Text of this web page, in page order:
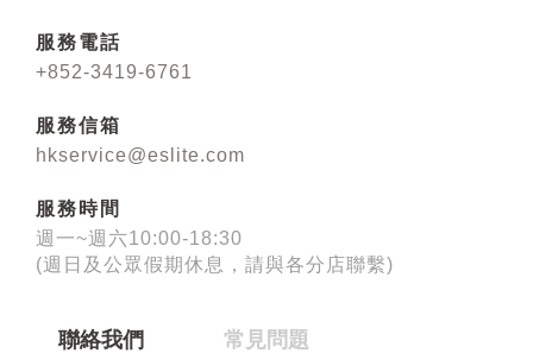
服務電話
+852-3419-6761
服務信箱
hkservice@eslite.com
服務時間
週一~週六10:00-18:30
(週日及公眾假期休息，請與各分店聯繫)
聯絡我們 常見問題